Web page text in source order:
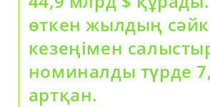
өткен жылдың
кезеңімен
номиналды түрде
артқан.